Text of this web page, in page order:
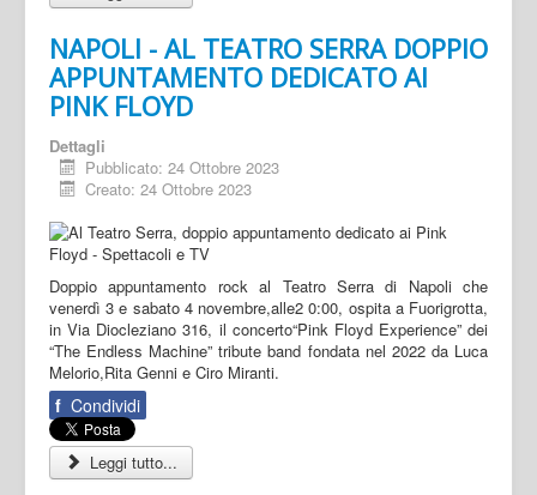
NAPOLI - AL TEATRO SERRA DOPPIO
APPUNTAMENTO DEDICATO AI
PINK FLOYD
Dettagli
Pubblicato: 24 Ottobre 2023
Creato: 24 Ottobre 2023
Doppio appuntamento rock al Teatro Serra di Napoli che
venerdì 3 e sabato 4 novembre,alle2 0:00, ospita a Fuorigrotta,
in Via Diocleziano 316, il concerto“Pink Floyd Experience” dei
“The Endless Machine” tribute band fondata nel 2022 da Luca
Melorio,Rita Genni e Ciro Miranti.
f Condividi
Leggi tutto...